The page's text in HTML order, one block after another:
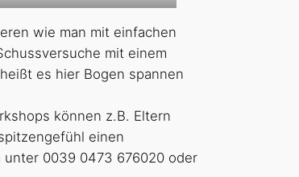
wie man mit einfachen
mit einem
es hier Bogen spannen
können z.B. Eltern
einen
unter 0039 0473 676020 oder